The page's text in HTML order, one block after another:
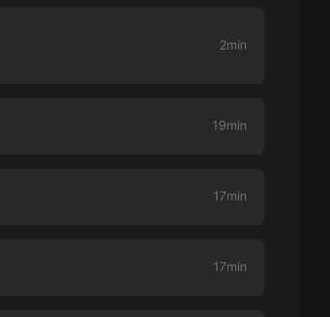
成何體統丨雙穿反套路爆笑爽文丨冷
2min
19min
17min
17min